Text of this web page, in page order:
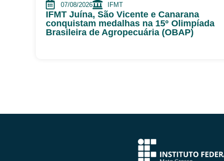
07/08/2026 IFMT
IFMT Juína, São Vicente e Canarana
conquistam medalhas na 15º Olimpíada
Brasileira de Agropecuária (OBAP)